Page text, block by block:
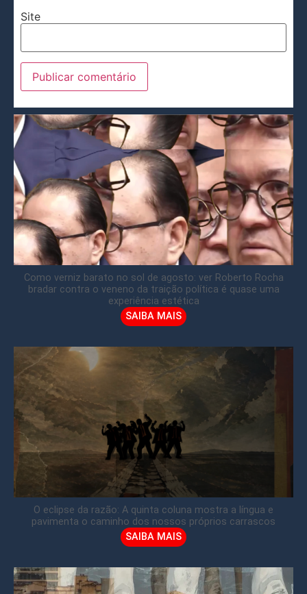
Site
Como verniz barato no sol de agosto: ver Roberto Rocha
bradar contra o veneno da traição política é quase uma
experiência estética
SAIBA MAIS
O eclipse da razão: A quinta coluna mostra a língua e
pavimenta o caminho dos nossos próprios carrascos
SAIBA MAIS